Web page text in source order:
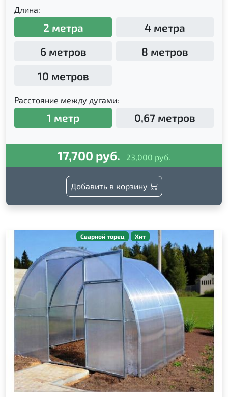
Длина:
2 метра
4 метра
6 метров
8 метров
10 метров
Расстояние между дугами:
1 метр 0,67 метров
17,700 руб. 23,000 руб.
Добавить в корзину
Сварной торец Хит